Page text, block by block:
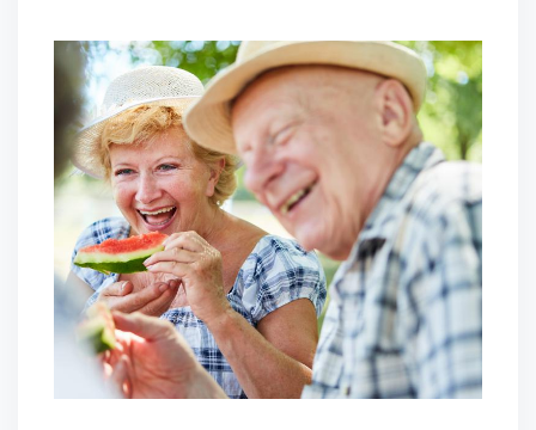
Diensten voor
organisaties
Maaltijdondersteuning
Mantelzorger van de zaak
Altijd in de buurt
Snel geregeld